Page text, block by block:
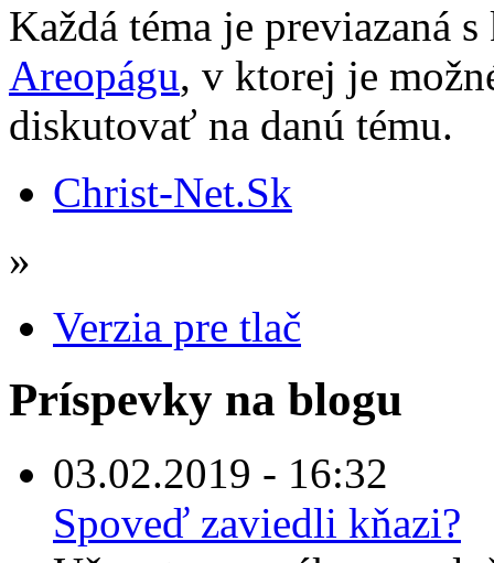
Každá téma je previazaná
Areopágu, v ktorej je
diskutovať na danú tému.
Christ-Net.Sk
»
Verzia pre tlač
Príspevky na blogu
03.02.2019 - 16:32
Spoveď zaviedli kňazi?